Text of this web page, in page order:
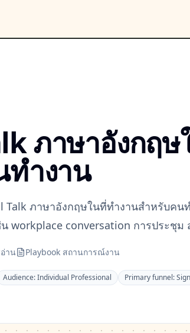
ภาษาอังกฤ
ำงาน
Talk ภาษาอังกฤษในที่ทำงานสำหรับค
workplace conversation การประชุม
าน Playbook สถานการณ์งาน
Audience:Individual Professional Primary funnel: